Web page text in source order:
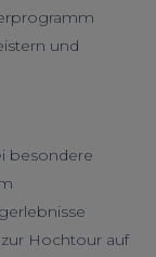
und
besondere
Hochtour auf